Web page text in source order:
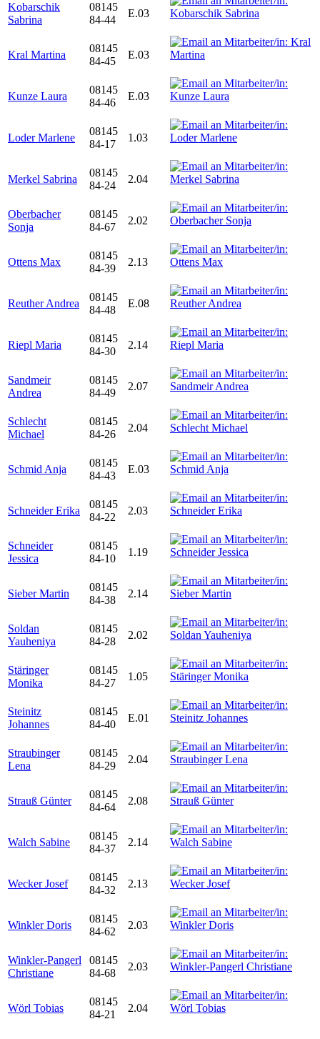
Kobarschik
Sabrina
08145
84-44
E.03
Kral Martina
08145
84-45
E.03
Kunze Laura
08145
84-46
E.03
Loder Marlene
08145
84-17
1.03
Merkel Sabrina
08145
84-24
2.04
Oberbacher
Sonja
08145
84-67
2.02
Ottens Max
08145
84-39
2.13
Reuther Andrea
08145
84-48
E.08
Riepl Maria
08145
84-30
2.14
Sandmeir
Andrea
08145
84-49
2.07
Schlecht
Michael
08145
84-26
2.04
Schmid Anja
08145
84-43
E.03
Schneider Erika
08145
84-22
2.03
Schneider
Jessica
08145
84-10
1.19
Sieber Martin
08145
84-38
2.14
Soldan
Yauheniya
08145
84-28
2.02
Stäringer
Monika
08145
84-27
1.05
Steinitz
Johannes
08145
84-40
E.01
Straubinger
Lena
08145
84-29
2.04
Strauß Günter
08145
84-64
2.08
Walch Sabine
08145
84-37
2.14
Wecker Josef
08145
84-32
2.13
Winkler Doris
08145
84-62
2.03
Winkler-Pangerl
Christiane
08145
84-68
2.03
Wörl Tobias
08145
84-21
2.04